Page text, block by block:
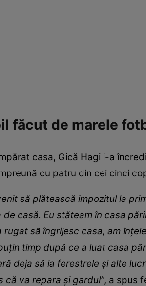
făcut de marele
casa, Gică Hagi i-a
cu patru din cei cinci
să plătească impozitul la
de casă. Eu stăteam în casa
rugat să îngrijesc casa, am
timp după ce a luat casa
deja să ia ferestrele și alte
că va repara și gardul”, a spus